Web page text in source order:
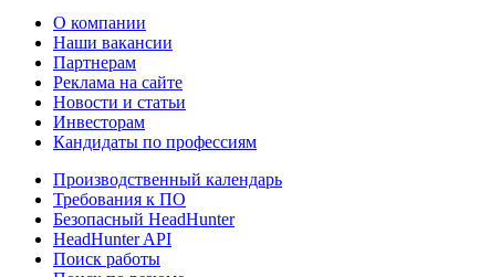
О компании
Наши вакансии
Партнерам
Реклама на сайте
Новости и статьи
Инвесторам
Кандидаты по профессиям
Производственный календарь
Требования к ПО
Безопасный HeadHunter
HeadHunter API
Поиск работы